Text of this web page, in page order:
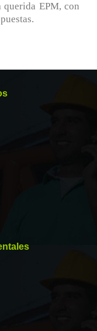
querida EPM, con